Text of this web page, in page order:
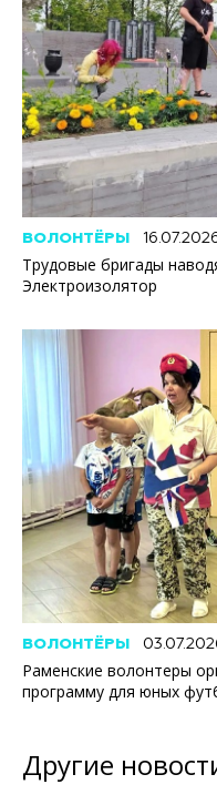
ВОЛОНТЁРЫ
Трудовые бригады
Электроизолятор
ВОЛОНТЁРЫ
Раменские волонтеры
программу для юных
Другие